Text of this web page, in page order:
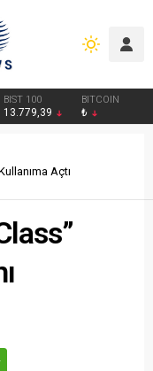
BIST 100
13.779,39
BITCOIN
₺
Açtı